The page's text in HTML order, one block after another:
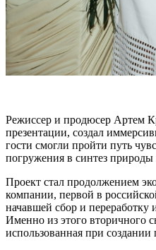
Режиссер и продюсер Артем
презентации, создал
гости смогли пройти путь
погружения в синтез природы
Проект стал продолжением
компании, первой в
начавшей сбор и переработку
Именно из этого вторичного
использованная при создании